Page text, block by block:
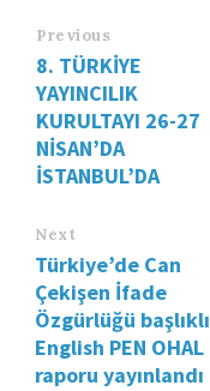
Previous
8. TÜRKİYE
YAYINCILIK
KURULTAYI 26-27
NİSAN’DA
İSTANBUL’DA
Next
Türkiye’de Can
Çekişen İfade
Özgürlüğü başlıklı
English PEN OHAL
raporu yayınlandı